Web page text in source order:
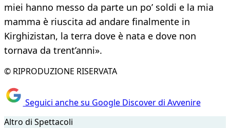
miei hanno messo da parte un po’ soldi e la mia
mamma è riuscita ad andare finalmente in
Kirghizistan, la terra dove è nata e dove non
tornava da trent’anni».
© RIPRODUZIONE RISERVATA
Seguici anche su Google Discover di Avvenire
Altro di Spettacoli